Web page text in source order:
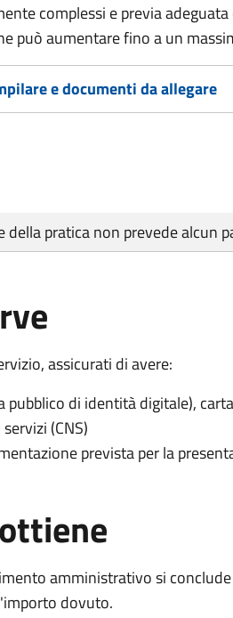
complessi e previa
può aumentare fino a un
e documenti da allegare
della pratica non prevede alcun
assicurati di avere:
pubblico di identità digitale),
(CNS)
prevista per la
amministrativo si
dovuto.